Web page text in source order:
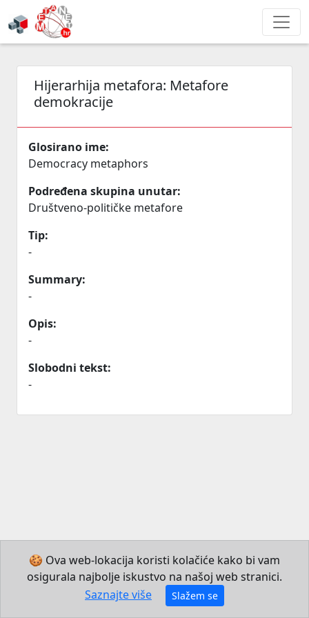
Hijerarhija metafora: Metafore
demokracije
Glosirano ime:
Democracy metaphors
Podređena skupina unutar:
Društveno-političke metafore
Tip:
-
Summary:
-
Opis:
-
Slobodni tekst:
-
🍪 Ova web-lokacija koristi kolačiće kako bi vam
osigurala najbolje iskustvo na našoj web stranici.
Saznajte više
Slažem se
© 2026 Institut za hrvatski jezik i jezikoslovlje
Izradio JB Mechatronics